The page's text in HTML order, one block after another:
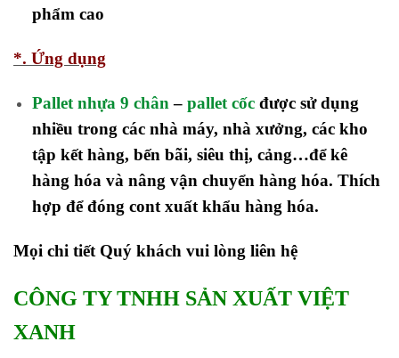
phẩm cao
*. Ứng dụng
Pallet nhựa 9 chân – pallet cốc được sử dụng
nhiều trong các nhà máy, nhà xưởng, các kho
tập kết hàng, bến bãi, siêu thị, cảng…để kê
hàng hóa và nâng vận chuyển hàng hóa. Thích
hợp để đóng cont xuất khẩu hàng hóa.
Mọi chi tiết Quý khách vui lòng liên hệ
CÔNG TY TNHH SẢN XUẤT VIỆT
XANH